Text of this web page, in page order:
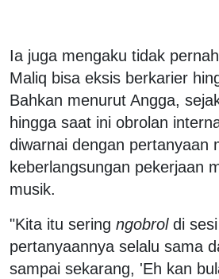
Ia juga mengaku tidak
Maliq bisa eksis berkarier
Bahkan menurut Angga,
hingga saat ini obrolan
diwarnai dengan pertanyaan
keberlangsungan pekerjaan
musik.
"Kita itu sering ngobroldi sesi
pertanyaannya selalu sama
sampai sekarang, 'Eh kan